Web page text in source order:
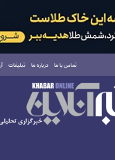
تماس با ما درباره ما تبلیغات
شنبه ۱۷ مرداد ۱۴۰۵